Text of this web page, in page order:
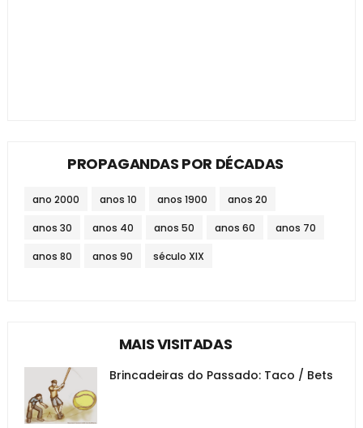
PROPAGANDAS POR DÉCADAS
ano 2000 anos 10 anos 1900 anos 20
anos 30 anos 40 anos 50 anos 60 anos 70
anos 80 anos 90 século XIX
MAIS VISITADAS
Brincadeiras do Passado: Taco / Bets